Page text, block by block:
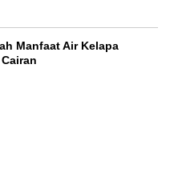
Manfaat Air Kelapa